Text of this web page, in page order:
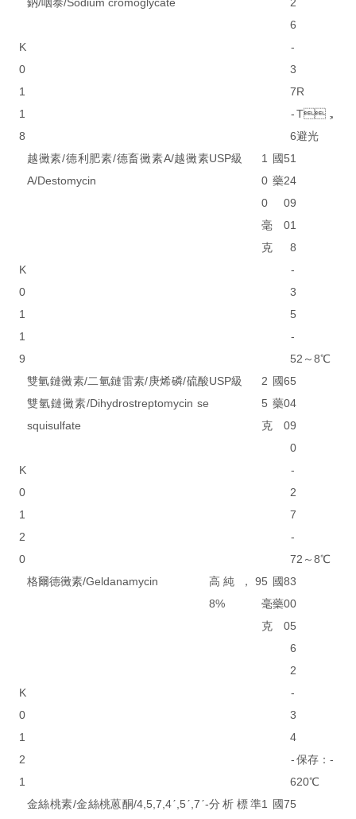
K
0
1
1
8
6
-
3
7
-
6
R
T，
避光
K
0
1
1
9
越黴素/德利肥素/德畜黴素A/越黴素
A/Destomycin
USP級
1
0
0
毫
克
國
藥
5
2
0
0
1
4
9
1
8
-
3
5
-
52～8℃
K
0
1
2
0
雙氫鏈黴素/二氫鏈雷素/庚烯磷/硫酸
雙氫鏈黴素/Dihydrostreptomycin se
squisulfate
USP級
2
5
克
國
藥
6
0
0
5
4
9
0
-
2
7
-
72～8℃
K
0
1
2
1
格爾德黴素/Geldanamycin
高純，9
8%
5
毫
克
國
藥
8
0
0
3
0
5
6
2
-
3
4
-
6
保存：-
20℃
金絲桃素/金絲桃蒽酮/4,5,7,4ˊ,5ˊ,7ˊ-分析標準1
國75